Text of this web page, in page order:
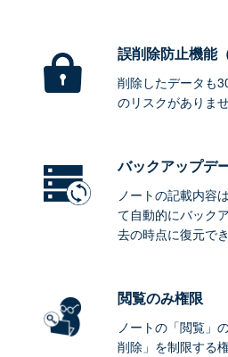
誤削除防止機能
削除したデータも
のリスクがありませ
バックアップデ
ノートの記載内容
て自動的にバック
去の時点に復元でき
閲覧のみ権限
ノートの「閲覧」
削除」を制限する